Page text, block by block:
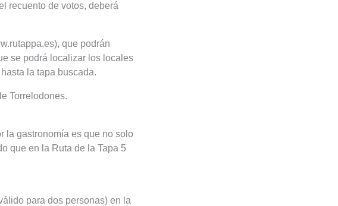
recuento de votos, deberá
que podrán
se podrá localizar los locales
la tapa buscada.
Torrelodones.
la gastronomía es que no solo
que en la Ruta de la Tapa 5
para dos personas) en la